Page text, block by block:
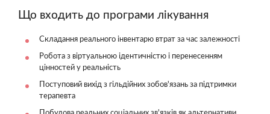
Що входить до програми лікування
Складання реального інвентарю втрат за час залежності
Робота з віртуальною ідентичністю і перенесенням
цінностей у реальність
Поступовий вихід з гільдійних зобов'язань за підтримки
терапевта